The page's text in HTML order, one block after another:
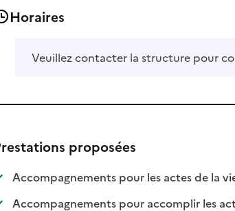
Horaires
Veuillez contacter la structure pour
proposées
Accompagnements pour les actes de la
Accompagnements pour accomplir les